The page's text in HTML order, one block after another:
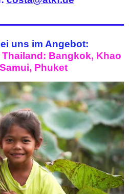
uns im Angebot:
Bangkok, Khao
Phuket